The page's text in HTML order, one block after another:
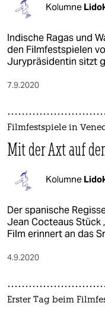
Kolumne
Indische Ragas und
den Filmfestspielen
Jurypräsidentin sitzt
7.9.2020
Filmfestspiele in
Mit der Axt auf
Kolumne
Der spanische
Jean Cocteaus Stück
Film erinnert an das
4.9.2020
Erster Tag beim